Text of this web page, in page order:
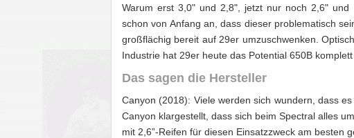
Warum erst 3,0" und 2,8", jetzt nur noch 2,6"
schon von Anfang an, dass dieser problematisch
großflächig bereit auf 29er umzuschwenken.
Industrie hat 29er heute das Potential 650B komplett
Das sagen die Hersteller
Canyon (2018): Viele werden sich wundern, dass
Canyon klargestellt, dass sich beim Spectral alles
mit 2,6”-Reifen für diesen Einsatzzweck am besten